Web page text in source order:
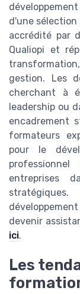
d'une
accrédité par
Qualiopi et
gestion. Les
cherchant à
leadership ou
encadrement
formateurs
pour le
entreprises
devenir
ici.
Les